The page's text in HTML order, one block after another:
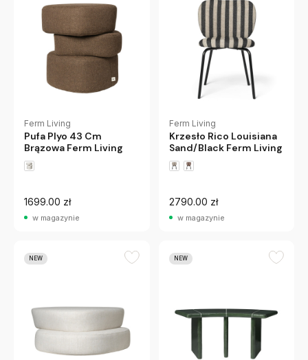
Ferm Living
Pufa Plyo 43 Cm
Brązowa Ferm Living
1699.00 zł
w magazynie
Ferm Living
Krzesło Rico Louisiana
Sand/Black Ferm Living
2790.00 zł
w magazynie
NEW NEW